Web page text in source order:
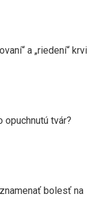
a „riedení“ krvi
opuchnutú tvár?
bolesť na